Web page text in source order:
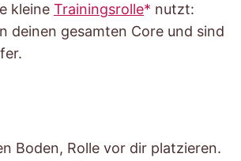
kleine Trainingsrolle
nutzt:
deinen gesamten Core und sind
Boden, Rolle vor dir platzieren.